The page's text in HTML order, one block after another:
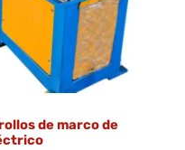
de marco de